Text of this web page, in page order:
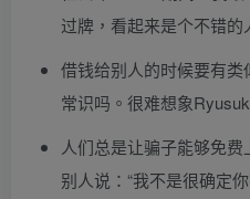
过牌，看起来是个不错的
借钱给别人的时候要有
常识吗。很难想象
人们总是让骗子能够免
别人说：“我不是很确定